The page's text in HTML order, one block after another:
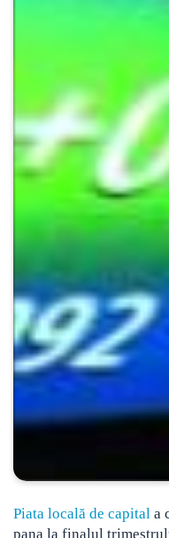
Piata locală de capital a
pana la finalul